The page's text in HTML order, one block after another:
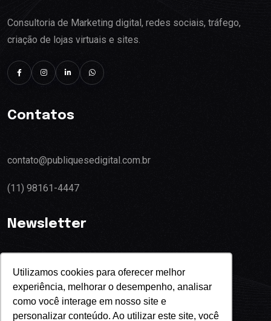
Utilizamos cookies para oferecer melhor
experiência, melhorar o desempenho, analisar
como você interage em nosso site e
personalizar conteúdo. Ao utilizar este site, você
Consultoria de Marketing digital, redes sociais, tráfego,
criação de lojas virtuais e sites.
Contatos
contato@publiquesedigital.com.br
(11) 98161-4447
Newsletter
Eu concordo com o termos de privacidade